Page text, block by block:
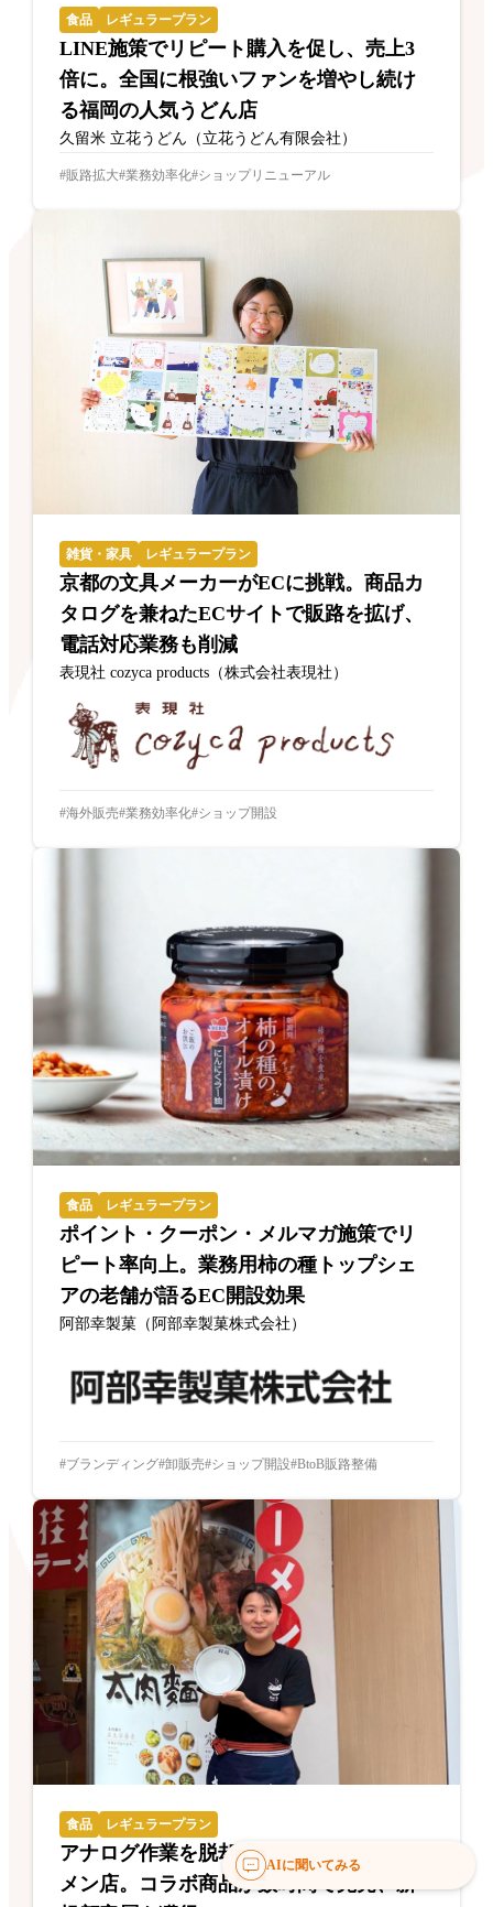
食品 レギュラープラン
LINE施策でリピート購入を促し、売上3
倍に。全国に根強いファンを増やし続け
る福岡の人気うどん店
久留米 立花うどん（立花うどん有限会社）
販路拡大 業務効率化 ショップリニューアル
雑貨・家具 レギュラープラン
京都の文具メーカーがECに挑戦。商品カ
タログを兼ねたECサイトで販路を拡げ、
電話対応業務も削減
表現社 cozyca products（株式会社表現社）
海外販売 業務効率化 ショップ開設
食品 レギュラープラン
ポイント・クーポン・メルマガ施策でリ
ピート率向上。業務用柿の種トップシェ
アの老舗が語るEC開設効果
阿部幸製菓（阿部幸製菓株式会社）
ブランディング 卸販売 ショップ開設 BtoB販路整備
食品 レギュラープラン
アナログ作業を脱却した創業70年のラー
メン店。コラボ商品が数時間で完売、新
AIに聞いてみる